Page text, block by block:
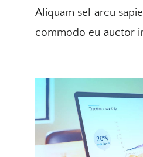
Aliquam sel arcu
commodo eu auctor